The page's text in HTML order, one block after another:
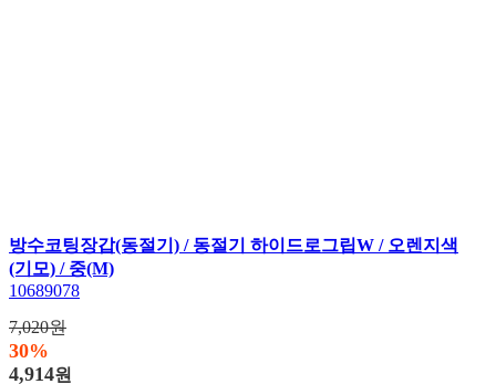
방수코팅장갑(동절기) / 동절기 하이드로그립W / 오렌지색
(기모) / 중(M)
10689078
7,020원
30%
4,914원